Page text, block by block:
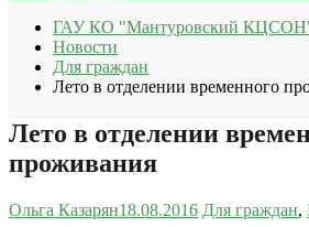
ГАУ КО "Мантуровский
Новости
Для граждан
Лето в отделении временного
Лето в отделении
проживания
Ольга Казарян18.08.2016 Для граждан,